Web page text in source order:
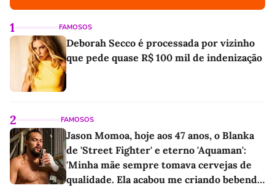
1 FAMOSOS
Deborah Secco é processada por vizinho
que pede quase R$ 100 mil de indenização
2 FAMOSOS
Jason Momoa, hoje aos 47 anos, o Blanka
de 'Street Fighter' e eterno 'Aquaman':
'Minha mãe sempre tomava cervejas de
qualidade. Ela acabou me criando bebendo